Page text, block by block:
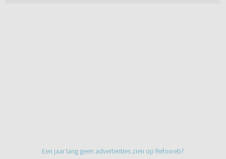
Een jaar lang geen advertenties zien op Refoweb?